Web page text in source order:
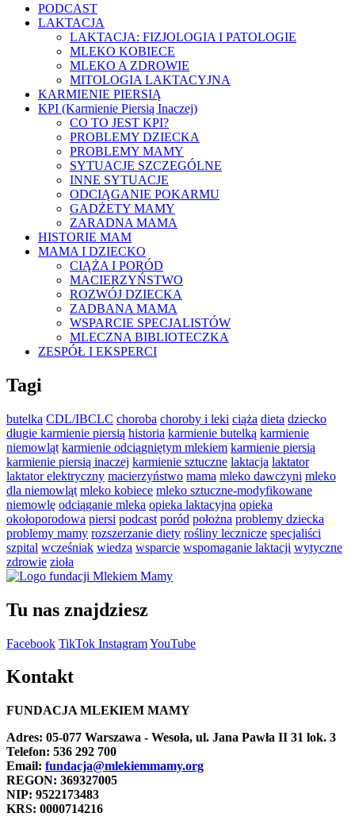
PODCAST
LAKTACJA
LAKTACJA: FIZJOLOGIA I PATOLOGIE
MLEKO KOBIECE
MLEKO A ZDROWIE
MITOLOGIA LAKTACYJNA
KARMIENIE PIERSIĄ
KPI (Karmienie Piersią Inaczej)
CO TO JEST KPI?
PROBLEMY DZIECKA
PROBLEMY MAMY
SYTUACJE SZCZEGÓLNE
INNE SYTUACJE
ODCIĄGANIE POKARMU
GADŻETY MAMY
ZARADNA MAMA
HISTORIE MAM
MAMA I DZIECKO
CIĄŻA I PORÓD
MACIERZYŃSTWO
ROZWÓJ DZIECKA
ZADBANA MAMA
WSPARCIE SPECJALISTÓW
MLECZNA BIBLIOTECZKA
ZESPÓŁ I EKSPERCI
Tagi
butelka CDL/IBCLC choroba choroby i leki ciąża dieta dziecko
długie karmienie piersią historia karmienie butelką karmienie
niemowląt karmienie odciągniętym mlekiem karmienie piersią
karmienie piersią inaczej karmienie sztuczne laktacja laktator
laktator elektryczny macierzyństwo mama mleko dawczyni mleko
dla niemowląt mleko kobiece mleko sztuczne-modyfikowane
niemowlę odciąganie mleka opieka laktacyjna opieka
okołoporodowa piersi podcast poród położna problemy dziecka
problemy mamy rozszerzanie diety rośliny lecznicze specjaliści
szpital wcześniak wiedza wsparcie wspomaganie laktacji wytyczne
zdrowie zioła
Tu nas znajdziesz
Facebook TikTok InstagramYouTube
Kontakt
FUNDACJA MLEKIEM MAMY
Adres: 05-077 Warszawa - Wesoła, ul. Jana Pawła II 31 lok. 3
Telefon: 536 292 700
Email: fundacja@mlekiemmamy.org
REGON: 369327005
NIP: 9522173483
KRS: 0000714216